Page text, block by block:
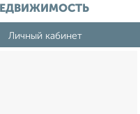
Личный кабинет